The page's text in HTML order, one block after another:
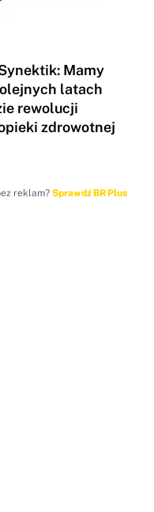
Mamy
latach
rewolucji
zdrowotnej
reklam? Sprawdź BR Plus